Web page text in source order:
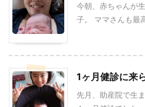
今朝、赤ちゃんが
子。 ママさんも最
1ヶ月健診に来
先月、助産院で生